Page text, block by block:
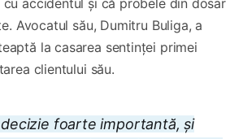
accidentul și că probele din dosar
Avocatul său, Dumitru Buliga, a
la casarea sentinței primei
clientului său.
foarte importantă, și